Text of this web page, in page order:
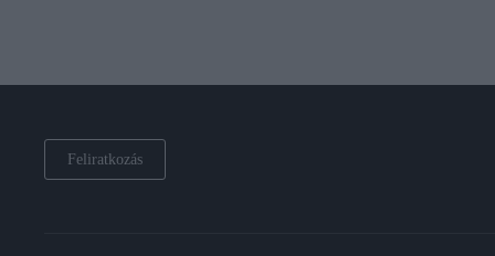
Feliratkozás